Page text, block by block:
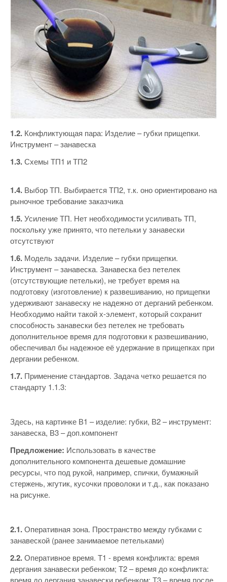
1.2. Конфликтующая пара: Изделие – губки прищепки.
Инструмент – занавеска
1.3.Схемы ТП1 и ТП2
1.4. Выбор ТП. Выбирается ТП2, т.к. оно ориентировано на
рыночное требование заказчика
1.5.Усиление ТП. Нет необходимости усиливать ТП,
поскольку уже принято, что петельки у занавески
отсутствуют
1.6. Модель задачи. Изделие – губки прищепки.
Инструмент – занавеска. Занавеска без петелек
(отсутствующие петельки), не требует время на
подготовку (изготовление) к развешиванию, но прищепки
удерживают занавеску не надежно от дерганий ребенком.
Необходимо найти такой х-элемент, который сохранит
способность занавески без петелек не требовать
дополнительное время для подготовки к развешиванию,
обеспечивал бы надежное её удержание в прищепках при
дергании ребенком.
1.7. Применение стандартов. Задача четко решается по
стандарту 1.1.3:
Здесь, на картинке В1 – изделие: губки, В2 – инструмент:
занавеска, В3 – доп.компонент
Предложение: Использовать в качестве
дополнительного компонента дешевые домашние
ресурсы, что под рукой, например, спички, бумажный
стержень, жгутик, кусочки проволоки и т.д., как показано
на рисунке.
2.1.Оперативная зона. Пространство между губками с
занавеской (ранее занимаемое петельками)
2.2.Оперативное время. Т1 - время конфликта: время
дергания занавески ребенком; Т2 – время до конфликта:
время до дергания занавески ребенком; Т3 – время после